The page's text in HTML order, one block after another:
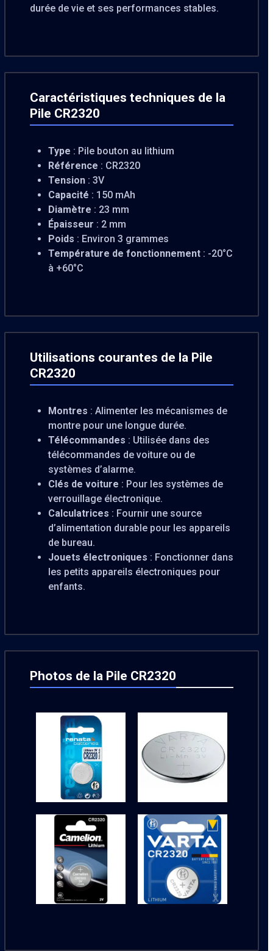
durée de vie et ses performances stables.
Caractéristiques techniques de la
Pile CR2320
Type : Pile bouton au lithium
Référence : CR2320
Tension : 3V
Capacité : 150 mAh
Diamètre : 23 mm
Épaisseur : 2 mm
Poids : Environ 3 grammes
Température de fonctionnement : -20°C
à +60°C
Utilisations courantes de la Pile
CR2320
Montres : Alimenter les mécanismes de
montre pour une longue durée.
Télécommandes : Utilisée dans des
télécommandes de voiture ou de
systèmes d’alarme.
Clés de voiture : Pour les systèmes de
verrouillage électronique.
Calculatrices : Fournir une source
d’alimentation durable pour les appareils
de bureau.
Jouets électroniques : Fonctionner dans
les petits appareils électroniques pour
enfants.
Photos de la Pile CR2320